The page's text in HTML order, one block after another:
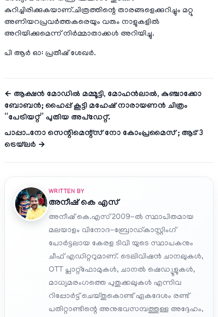
കുറിച്ചിരിക്കുകയാണ്.ചിത്രത്തിന്റെ താരങ്ങളെക്കുറിച്ചും മറ്റു
അണിയറപ്രവർത്തകരെയും വരും നാളുകളിൽ
അറിയിക്കുമെന്ന് നിർമ്മാതാക്കൾ അറിയിച്ചു.
പി ആർ ഓ: പ്രതീഷ് ശേഖർ.
← ആക്ഷൻ മോഡിൽ മമ്മൂട്ടി, മോഹൻലാൽ, കുഞ്ചാക്കോ
ബോബൻ; ഹൈപ്പ് കൂട്ടി മഹേഷ് നാരായണൻ ചിത്രം
“പേട്രിയറ്റ്” പുതിയ അപ്ഡേറ്റ്.
പാപ്പാ..നോ സെന്റിമെന്റ്സ് നോ കോംപ്രമൈസ് ; ആട് 3
ട്രെയ്‌ലർ →
WRITTEN BY
അനീഷ്‌ കെ എസ്
അനീഷ് കെ.എസ് 2009-ൽ സ്ഥാപിതമായ
മലയാളം വിനോദ-ബ്രോഡ്കാസ്റ്റിംഗ്
പോർട്ടലായ കേരള ടിവി യുടെ സ്ഥാപകനും
ചീഫ് എഡിറ്ററുമാണ്. ടെലിവിഷൻ ചാനലുകൾ,
OTT പ്ലാറ്റ്‌ഫോമുകൾ, ചാനൽ ഷെഡ്യൂളുകൾ,
മാധ്യമരംഗത്തെ പുതുക്കലുകൾ എന്നിവ
റിപ്പോർട്ട് ചെയ്തുകൊണ്ട് ഏകദേശം രണ്ട്
പതിറ്റാണ്ടിന്റെ അനുഭവസമ്പത്തുള്ള അദ്ദേഹം,